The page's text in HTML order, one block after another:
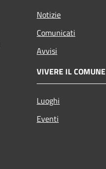
Notizie
Comunicati
Avvisi
VIVERE IL COMUNE
Luoghi
Eventi